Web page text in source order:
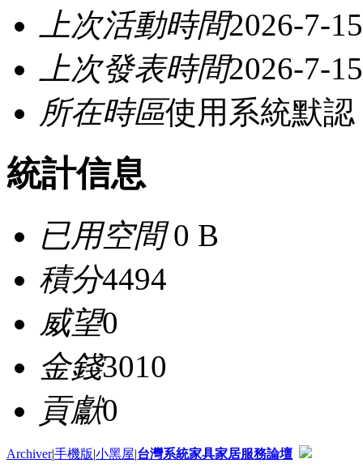
上次活動時間2026-7-
上次發表時間2026-7-
所在時區使用系統默認
統計信息
已用空間0 B
積分4494
威望0
金錢3010
貢獻0
Archiver|手機版|小黑屋|台灣系統家具家居服務論壇